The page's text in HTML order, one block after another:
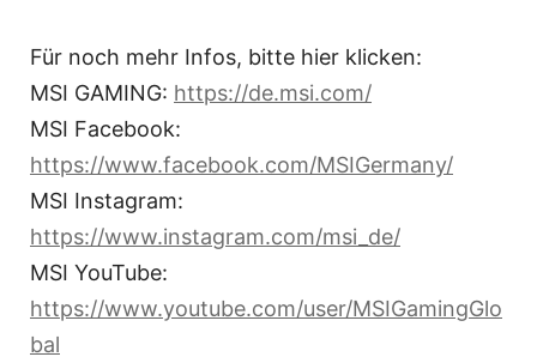
Für noch mehr Infos, bitte hier klicken:
MSI GAMING: https://de.msi.com/
MSI Facebook:
https://www.facebook.com/MSIGermany/
MSI Instagram:
https://www.instagram.com/msi_de/
MSI YouTube:
https://www.youtube.com/user/MSIGamingGlo
bal